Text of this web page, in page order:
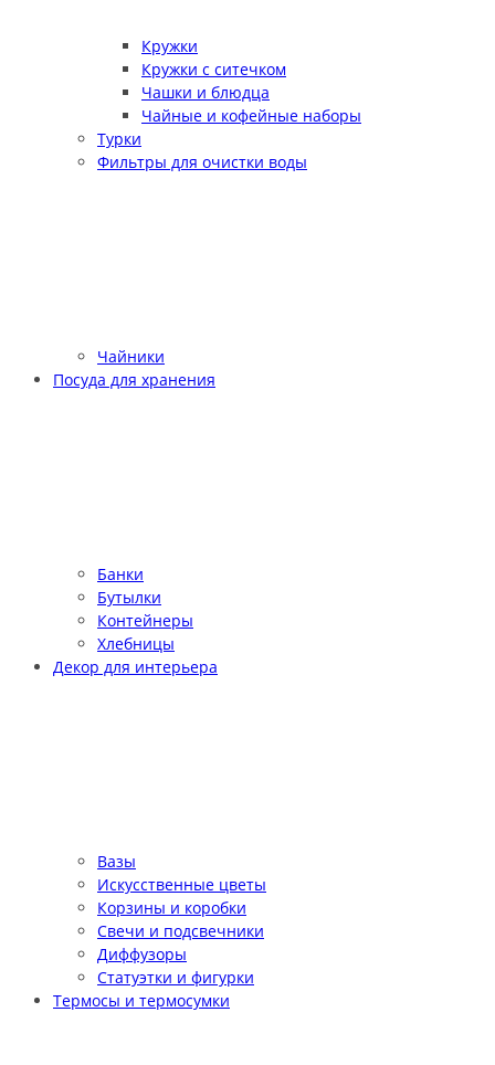
Кружки
Кружки с ситечком
Чашки и блюдца
Чайные и кофейные наборы
Турки
Фильтры для очистки воды
Чайники
Посуда для хранения
Банки
Бутылки
Контейнеры
Хлебницы
Декор для интерьера
Вазы
Искусственные цветы
Корзины и коробки
Свечи и подсвечники
Диффузоры
Статуэтки и фигурки
Термосы и термосумки